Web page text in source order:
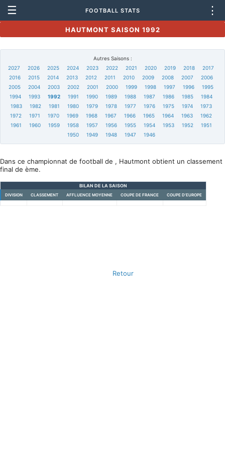
☰ FOOTBALL STATS ⋮
HAUTMONT SAISON 1992
Autres Saisons :
2027
2026 2025 2024 2023 2022 2021 2020 2019 2018
2017
2016
2015 2014 2013 2012 2011 2010 2009 2008 2007
2006
2005
2004 2003 2002 2001 2000 1999 1998 1997 1996
1995
1994
1993 1992 1991 1990 1989 1988 1987 1986 1985
1984
1983
1982 1981 1980 1979 1978 1977 1976 1975 1974
1973
1972
1971 1970 1969 1968 1967 1966 1965 1964 1963
1962
1961
1960 1959 1958 1957 1956 1955 1954 1953 1952
1951
1950
1949 1948 1947 1946
Dans ce championnat de football de , Hautmont obtient un classement
final de ème.
BILAN DE LA SAISON
DIVISION CLASSEMENT AFFLUENCE MOYENNE COUPE DE FRANCE COUPE D'EUROPE
Retour